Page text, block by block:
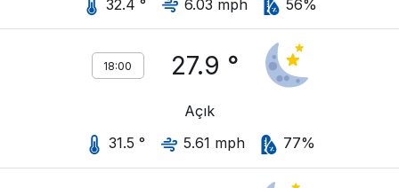
32.4 °
6.03 mph 56%
18:00 27.9 °
Açık
31.5 °
5.61 mph 77%